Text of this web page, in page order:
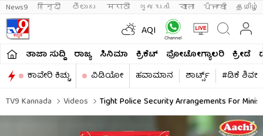
News9 हिन्दी తెలుగు मराठी ગુજરાતી বাংলা ਪੰਜਾਬੀ தமிழ்
AQI
ತಾಜಾ ಸುದ್ದಿ ರಾಜ್ಯ ಸಿನಿಮಾ ಕ್ರಿಕೆಟ್​ ಫೋಟೋಗ್ಯಾಲರಿ ಕ್ರೀಡೆ
ಕಾವೇರಿ ಕಿಚ್ಚು
ವಿಡಿಯೋ ಹವಾಮಾನ ಶಾರ್ಟ್ಸ್​
#ಡಿಕೆ
TV9 Kannada
Videos Tight Police Security Arrangements For